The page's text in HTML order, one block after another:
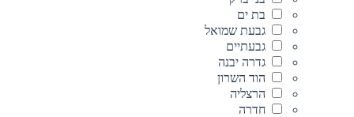
בת ים
גבעת שמואל
גבעתיים
גדרה יבנה
הוד השרון
הרצליה
חדרה